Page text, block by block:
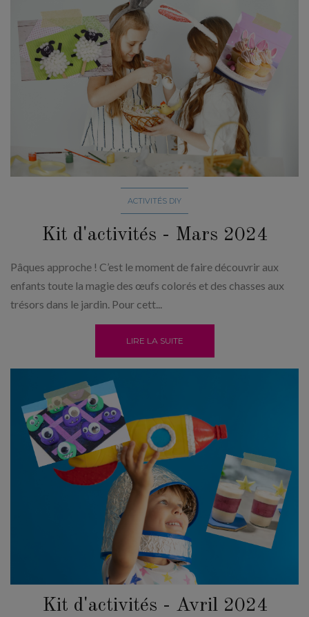
ACTIVITÉS DIY
Kit d'activités - Mars 2024
Pâques approche ! C’est le moment de faire découvrir aux
enfants toute la magie des œufs colorés et des chasses aux
trésors dans le jardin. Pour cett...
LIRE LA SUITE
Kit d'activités - Avril 2024